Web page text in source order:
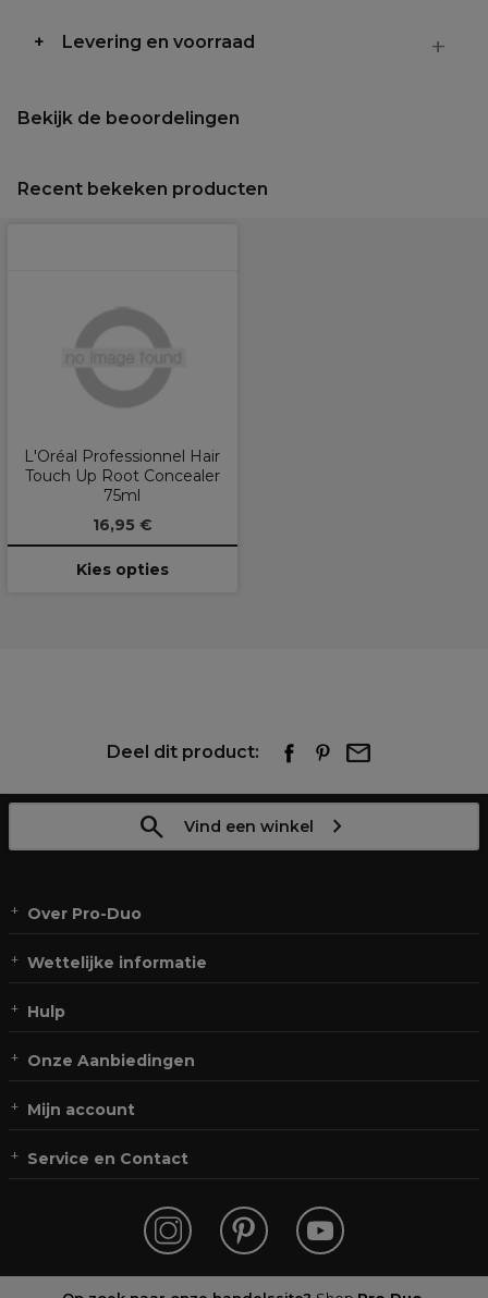
Levering en voorraad
Bekijk de beoordelingen
Recent bekeken producten
L'Oréal Professionnel Hair
Touch Up Root Concealer
75ml
16,95 €
Kies opties
Deel dit product:
Vind een winkel
Over Pro-Duo
Wettelijke informatie
Hulp
Onze Aanbiedingen
Mijn account
Service en Contact